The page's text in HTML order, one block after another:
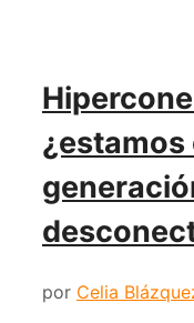
¿estamos
por Celia